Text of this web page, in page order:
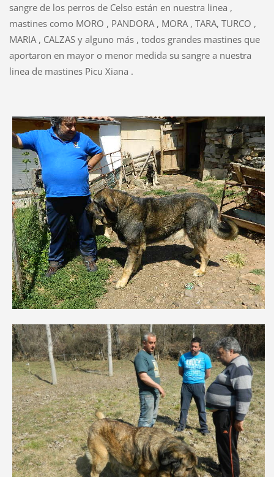
sangre de los perros de Celso están en nuestra linea ,
mastines como MORO , PANDORA , MORA , TARA, TURCO ,
MARIA , CALZAS y alguno más , todos grandes mastines que
aportaron en mayor o menor medida su sangre a nuestra
linea de mastines Picu Xiana .